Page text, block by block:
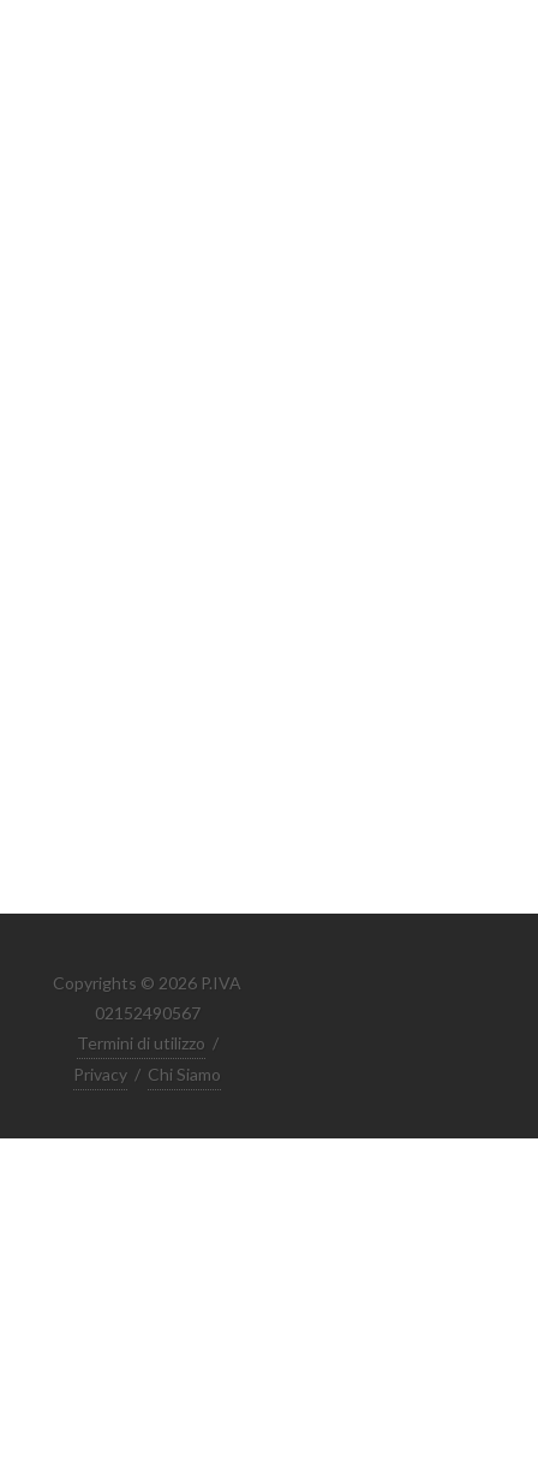
Copyrights © 2026 P.IVA
02152490567
Termini di utilizzo /
Privacy / Chi Siamo